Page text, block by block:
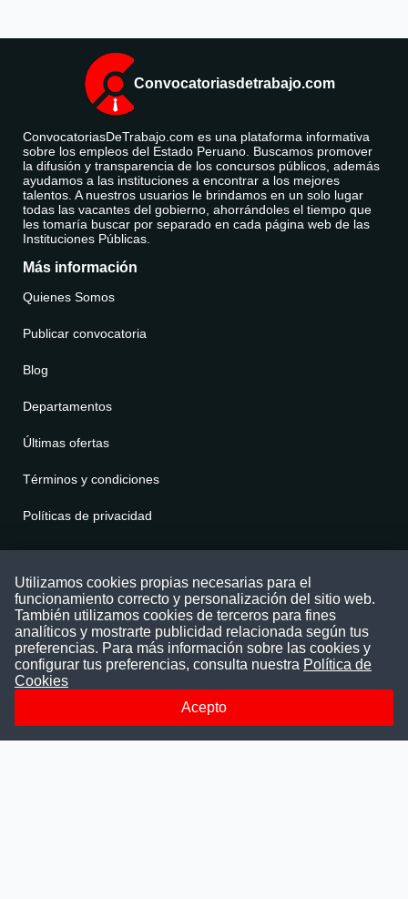
Convocatoriasdetrabajo.com
ConvocatoriasDeTrabajo.com es una plataforma informativa
sobre los empleos del Estado Peruano. Buscamos promover
la difusión y transparencia de los concursos públicos, además
ayudamos a las instituciones a encontrar a los mejores
talentos. A nuestros usuarios le brindamos en un solo lugar
todas las vacantes del gobierno, ahorrándoles el tiempo que
les tomaría buscar por separado en cada página web de las
Instituciones Públicas.
Más información
Quienes Somos
Publicar convocatoria
Blog
Departamentos
Últimas ofertas
Términos y condiciones
Políticas de privacidad
Puede comunicarse con nosotros a través
nuestras redes sociales o del correo:
contacto@convocatoriasdetrabajo.com
Siguenos en:
Utilizamos cookies propias necesarias para el
funcionamiento correcto y personalización del sitio web.
También utilizamos cookies de terceros para fines
analíticos y mostrarte publicidad relacionada según tus
preferencias. Para más información sobre las cookies y
configurar tus preferencias, consulta nuestra Política de
Cookies
Acepto